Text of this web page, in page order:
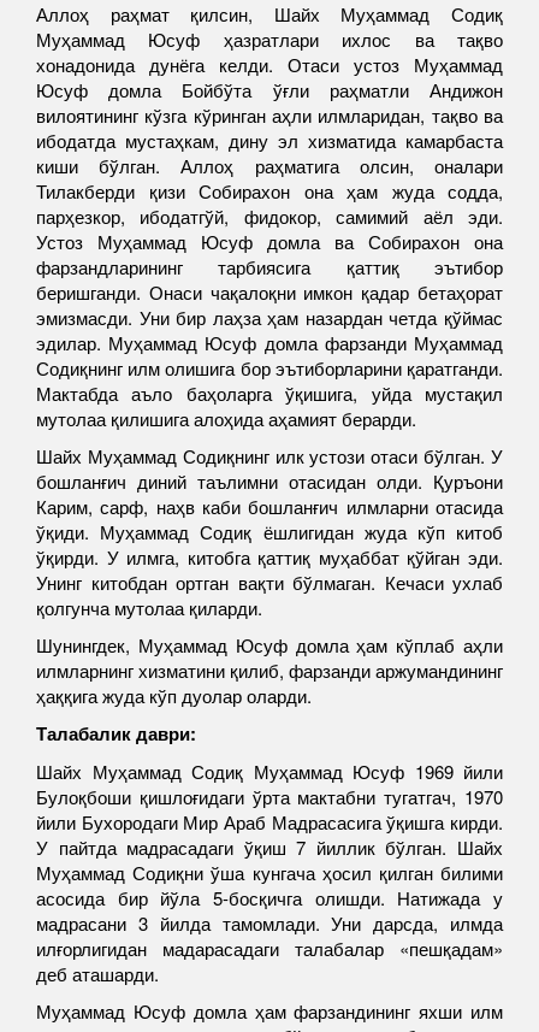
Аллоҳ раҳмат қилсин, Шайх Муҳаммад Содиқ
Муҳаммад Юсуф ҳазратлари ихлос ва тақво
хонадонида дунёга келди. Отаси устоз Муҳаммад
Юсуф домла Бойбўта ўғли раҳматли Андижон
вилоятининг кўзга кўринган аҳли илмларидан, тақво ва
ибодатда мустаҳкам, дину эл хизматида камарбаста
киши бўлган. Аллоҳ раҳматига олсин, оналари
Тилакберди қизи Собирахон она ҳам жуда содда,
парҳезкор, ибодатгўй, фидокор, самимий аёл эди.
Устоз Муҳаммад Юсуф домла ва Собирахон она
фарзандларининг тарбиясига қаттиқ эътибор
беришганди. Онаси чақалоқни имкон қадар бетаҳорат
эмизмасди. Уни бир лаҳза ҳам назардан четда қўймас
эдилар. Муҳаммад Юсуф домла фарзанди Муҳаммад
Содиқнинг илм олишига бор эътиборларини қаратганди.
Мактабда аъло баҳоларга ўқишига, уйда мустақил
мутолаа қилишига алоҳида аҳамият берарди.
Шайх Муҳаммад Содиқнинг илк устози отаси бўлган. У
бошланғич диний таълимни отасидан олди. Қуръони
Карим, сарф, наҳв каби бошланғич илмларни отасида
ўқиди. Муҳаммад Содиқ ёшлигидан жуда кўп китоб
ўқирди. У илмга, китобга қаттиқ муҳаббат қўйган эди.
Унинг китобдан ортган вақти бўлмаган. Кечаси ухлаб
қолгунча мутолаа қиларди.
Шунингдек, Муҳаммад Юсуф домла ҳам кўплаб аҳли
илмларнинг хизматини қилиб, фарзанди аржумандининг
ҳаққига жуда кўп дуолар оларди.
Талабалик даври:
Шайх Муҳаммад Содиқ Муҳаммад Юсуф 1969 йили
Булоқбоши қишлоғидаги ўрта мактабни тугатгач, 1970
йили Бухородаги Мир Араб Мадрасасига ўқишга кирди.
У пайтда мадрасадаги ўқиш 7 йиллик бўлган. Шайх
Муҳаммад Содиқни ўша кунгача ҳосил қилган билими
асосида бир йўла 5-босқичга олишди. Натижада у
мадрасани 3 йилда тамомлади. Уни дарсда, илмда
илғорлигидан мадарасадаги талабалар «пешқадам»
деб аташарди.
Муҳаммад Юсуф домла ҳам фарзандининг яхши илм